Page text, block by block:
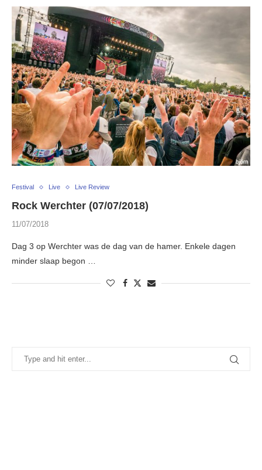
Festival Live Live Review
Rock Werchter (07/07/2018)
11/07/2018
Dag 3 op Werchter was de dag van de hamer. Enkele dagen
minder slaap begon …